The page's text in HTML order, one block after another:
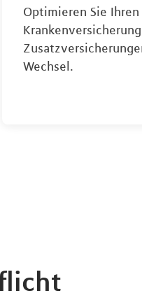
Optimieren Sie
Wechsel.